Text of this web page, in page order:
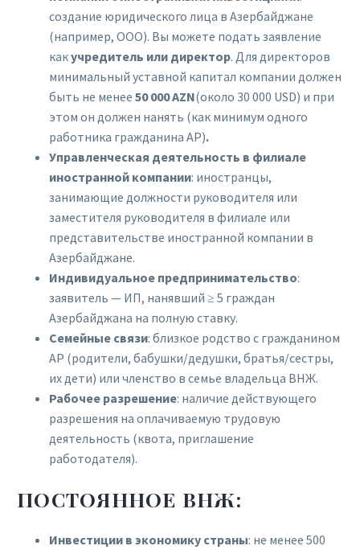
cоздание юридического лица в Азербайджане
(например, ООО). Вы можете подать заявление
какучредитель или директор. Для директоров
минимальный уставной капитал компании должен
быть не менее 50 000 AZN(около 30 000 USD) и при
этом он должен нанять (как минимум одного
работника гражданина АР).
Управленческая деятельность в филиале
иностранной компании: иностранцы,
занимающие должности руководителя или
заместителя руководителя в филиале или
представительстве иностранной компании в
Азербайджане.
Индивидуальное предпринимательство:
заявитель — ИП, нанявший ≥ 5 граждан
Азербайджана на полную ставку.
Семейные связи: близкое родство с гражданином
АР (родители, бабушки/дедушки, братья/сестры,
их дети) или членство в семье владельца ВНЖ.
Рабочее разрешение: наличие действующего
разрешения на оплачиваемую трудовую
деятельность (квота, приглашение
работодателя).
ПОСТОЯННОЕ ВНЖ:
Инвестиции в экономику страны: не менее 500